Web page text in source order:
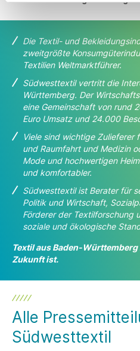
Die Textil- und
zweitgrößte
Textilien Weltmarktführer.
Südwesttextil vertritt die
Württemberg. Der
eine Gemeinschaft von rund
Euro Umsatz und 24.000
Viele sind wichtige
und Raumfahrt und Medizin
Mode und hochwertigen
und komfortabler.
Südwesttextil ist Berater für
Politik und Wirtschaft,
Förderer der Textilforschung
soziale und ökologische
Textil aus Baden-
Zukunft ist.
Alle
Südwesttextil